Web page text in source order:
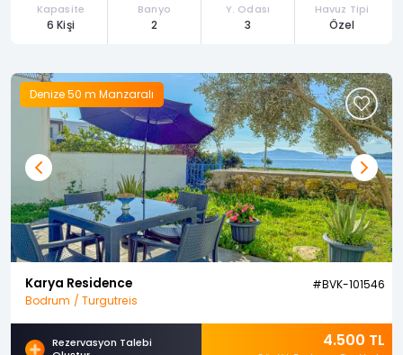
Kapasite
6 Kişi
Banyo
2
Y. Odası
3
Havuz Tipi
Özel
Previous Next
Denize 50 m Manzaralı
Karya Residence
#BVK-101546
Bodrum / Turgutreis
Rezervasyon Talebi
4.500 TL